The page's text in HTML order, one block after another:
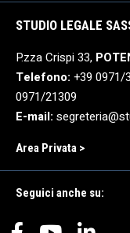
STUDIO LEGALE
P.zza Crispi 33,
Telefono: +39 0971/
0971/21309
E-mail:
Area Privata >
Seguici anche su: